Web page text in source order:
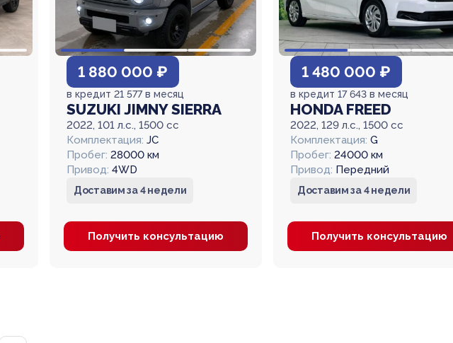
1 880 000 ₽
в кредит 21 577 в месяц
SUZUKI JIMNY SIERRA
2022, 101 л.с., 1500 cc
Комплектация: JC
Пробег: 28000 км
Привод: 4WD
Доставим за 4 недели
Получить консультацию
1 480 000 ₽
в кредит 17 643 в месяц
HONDA FREED
2022, 129 л.с., 1500 cc
Комплектация: G
Пробег: 24000 км
Привод: Передний
Доставим за 4 недели
Получить консультацию